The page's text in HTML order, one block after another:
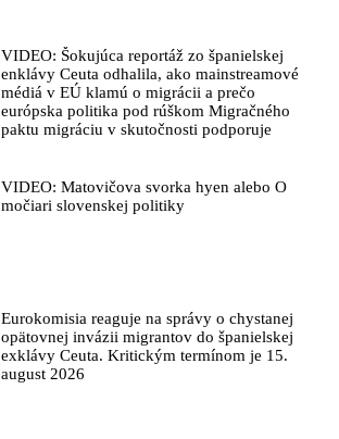
VIDEO: Šokujúca reportáž zo španielskej
enklávy Ceuta odhalila, ako mainstreamové
médiá v EÚ klamú o migrácii a prečo
európska politika pod rúškom Migračného
paktu migráciu v skutočnosti podporuje
VIDEO: Matovičova svorka hyen alebo O
močiari slovenskej politiky
Eurokomisia reaguje na správy o chystanej
opätovnej invázii migrantov do španielskej
exklávy Ceuta. Kritickým termínom je 15.
august 2026